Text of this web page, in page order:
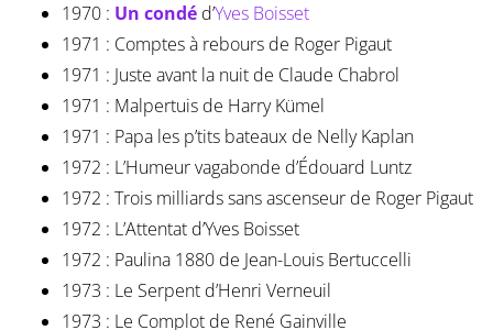
1970 : Un condéd’Yves Boisset
1971 : Comptes à rebours de Roger Pigaut
1971 : Juste avant la nuit de Claude Chabrol
1971 : Malpertuis de Harry Kümel
1971 : Papa les p’tits bateaux de Nelly Kaplan
1972 : L’Humeur vagabonde d’Édouard Luntz
1972 : Trois milliards sans ascenseur de Roger Pigaut
1972 : L’Attentat d’Yves Boisset
1972 : Paulina 1880 de Jean-Louis Bertuccelli
1973 : Le Serpent d’Henri Verneuil
1973 : Le Complot de René Gainville